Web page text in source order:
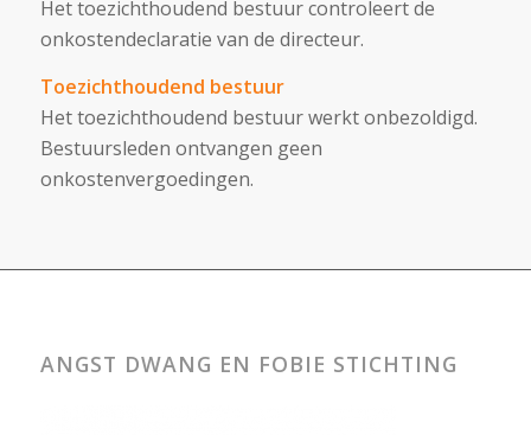
Het toezichthoudend bestuur controleert de
onkostendeclaratie van de directeur.
Toezichthoudend bestuur
Het toezichthoudend bestuur werkt onbezoldigd.
Bestuursleden ontvangen geen
onkostenvergoedingen.
ANGST DWANG EN FOBIE STICHTING